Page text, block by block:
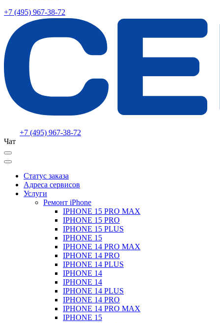
+7 (495) 967-38-72
+7 (495) 967-38-72
Чат
Статус заказа
Адреса сервисов
Услуги
Ремонт iPhone
IPHONE 15 PRO MAX
IPHONE 15 PRO
IPHONE 15 PLUS
IPHONE 15
IPHONE 14 PRO MAX
IPHONE 14 PRO
IPHONE 14 PLUS
IPHONE 14
IPHONE 14
IPHONE 14 PLUS
IPHONE 14 PRO
IPHONE 14 PRO MAX
IPHONE 15